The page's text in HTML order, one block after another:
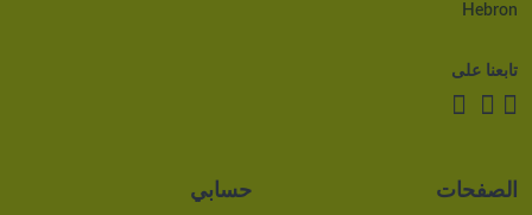
Hebron
تابعنا على
الصفحات حسابي